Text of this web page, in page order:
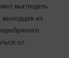
выглядеть
из
от